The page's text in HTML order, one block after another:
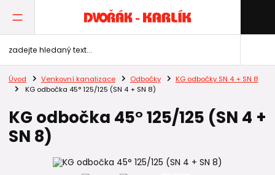
Úvod Venkovní kanalizace Odbočky
KG odbočky SN 4 + SN 8
KG odbočka 45° 125/125 (SN 4 + SN 8)
KG odbočka 45° 125/125 (SN 4 +
SN 8)